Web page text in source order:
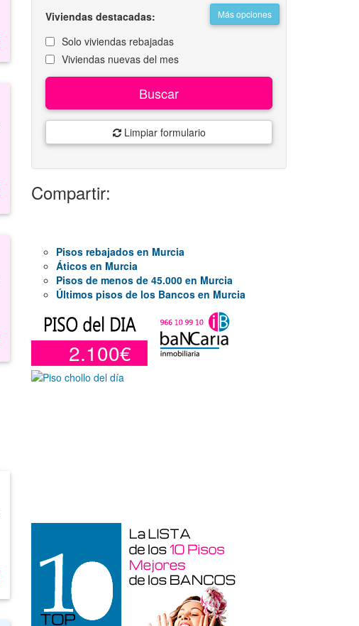
Más opciones
Viviendas destacadas:
Solo viviendas rebajadas
Viviendas nuevas del mes
Buscar
Limpiar formulario
Compartir:
Pisos rebajados en Murcia
Áticos en Murcia
Pisos de menos de 45.000 en Murcia
Últimos pisos de los Bancos en Murcia
2.100€